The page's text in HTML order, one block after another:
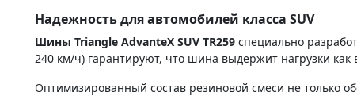
Надежность для автомобилей класса SUV
Шины Triangle AdvanteX SUV TR259 специально
240 км/ч) гарантируют, что шина выдержит нагрузки как
Оптимизированный состав резиновой смеси не только